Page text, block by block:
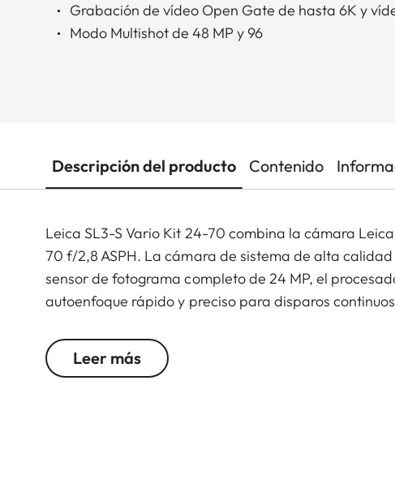
Grabación de vídeo Open Gate de hasta 6K y
Modo Multishot de 48 MP y 96
Descripción del producto Contenido
Leica SL3-S Vario Kit 24-70 combina la cámara
70 f/2,8 ASPH. La cámara de sistema de alta
sensor de fotograma completo de 24 MP, el
autoenfoque rápido y preciso para disparos
intuitivo y ofrece una conectividad perfecta para
destacar la gran variedad de interfaces y la
Leer más